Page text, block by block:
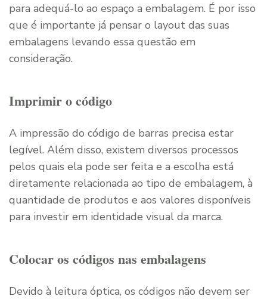
para adequá-lo ao espaço a embalagem. É por isso
que é importante já pensar o layout das suas
embalagens levando essa questão em
consideração.
Imprimir o código
A impressão do código de barras precisa estar
legível. Além disso, existem diversos processos
pelos quais ela pode ser feita e a escolha está
diretamente relacionada ao tipo de embalagem, à
quantidade de produtos e aos valores disponíveis
para investir em identidade visual da marca.
Colocar os códigos nas embalagens
Devido à leitura óptica, os códigos não devem ser